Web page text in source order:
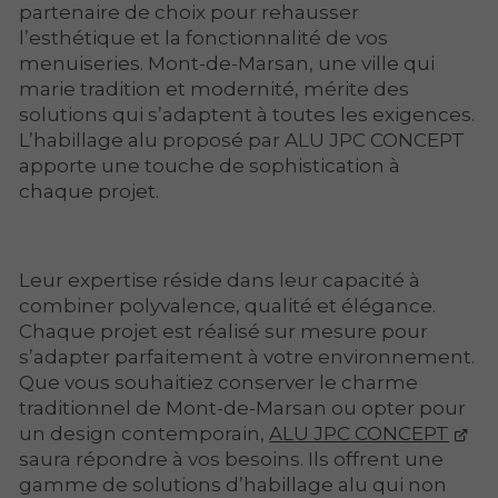
partenaire de choix pour rehausser
l’esthétique et la fonctionnalité de vos
menuiseries. Mont-de-Marsan, une ville qui
marie tradition et modernité, mérite des
solutions qui s’adaptent à toutes les exigences.
L’habillage alu proposé par ALU JPC CONCEPT
apporte une touche de sophistication à
chaque projet.
Leur expertise réside dans leur capacité à
combiner polyvalence, qualité et élégance.
Chaque projet est réalisé sur mesure pour
s’adapter parfaitement à votre environnement.
Que vous souhaitiez conserver le charme
traditionnel de Mont-de-Marsan ou opter pour
un design contemporain, ALU JPC CONCEPT
saura répondre à vos besoins. Ils offrent une
gamme de solutions d’habillage alu qui non